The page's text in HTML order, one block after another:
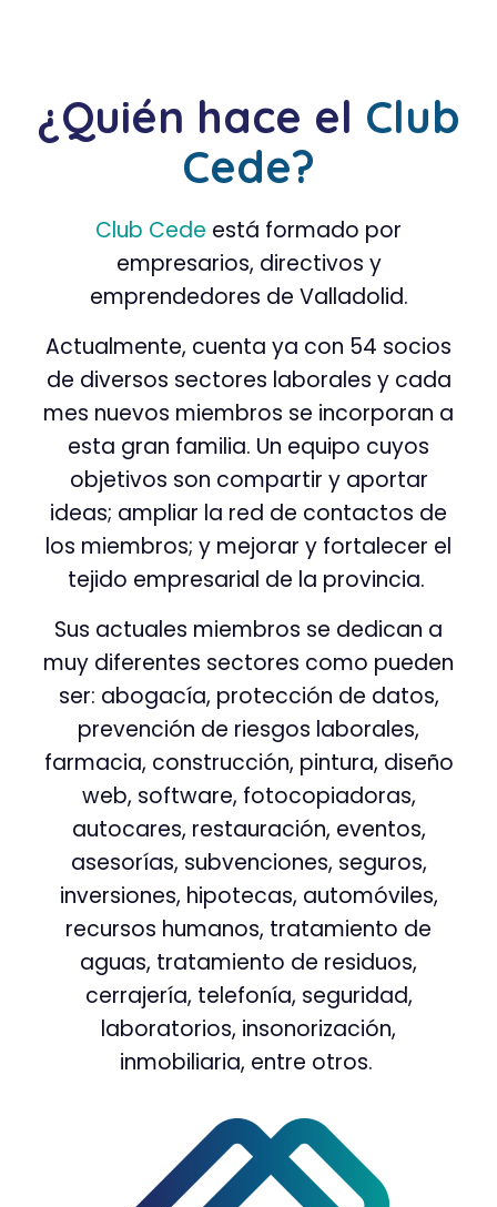
¿Quién hace el Club
Cede?
Club Cede está formado por
empresarios, directivos y
emprendedores de Valladolid.
Actualmente, cuenta ya con 54 socios
de diversos sectores laborales y cada
mes nuevos miembros se incorporan a
esta gran familia. Un equipo cuyos
objetivos son compartir y aportar
ideas; ampliar la red de contactos de
los miembros; y mejorar y fortalecer el
tejido empresarial de la provincia.
Sus actuales miembros se dedican a
muy diferentes sectores como pueden
ser: abogacía, protección de datos,
prevención de riesgos laborales,
farmacia, construcción, pintura, diseño
web, software, fotocopiadoras,
autocares, restauración, eventos,
asesorías, subvenciones, seguros,
inversiones, hipotecas, automóviles,
recursos humanos, tratamiento de
aguas, tratamiento de residuos,
cerrajería, telefonía, seguridad,
laboratorios, insonorización,
inmobiliaria, entre otros.